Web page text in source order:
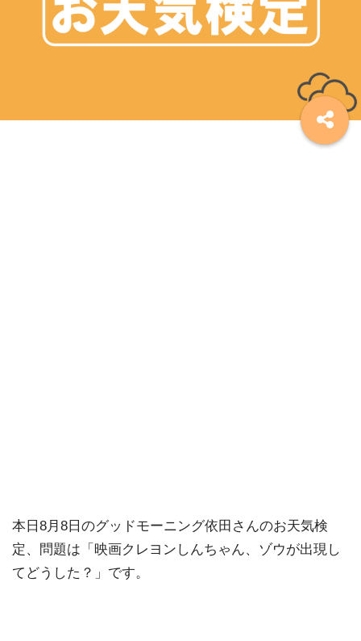
本日8月8日のグッドモーニング依田さんのお天気検
定、問題は「映画クレヨンしんちゃん、ゾウが出現し
てどうした？」です。